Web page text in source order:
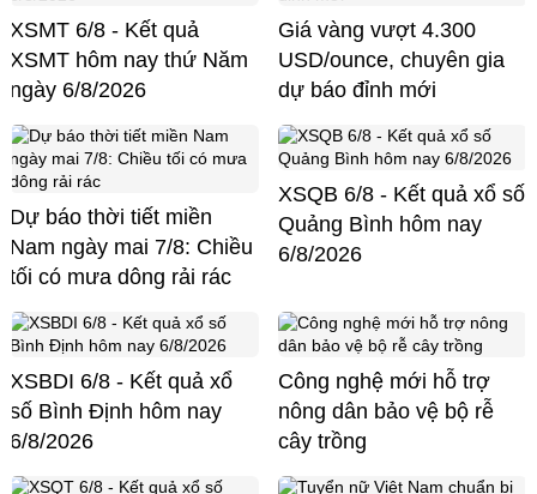
XSMT 6/8 - Kết quả
XSMT hôm nay thứ Năm
ngày 6/8/2026
Giá vàng vượt 4.300
USD/ounce, chuyên gia
dự báo đỉnh mới
Dự báo thời tiết miền
Nam ngày mai 7/8: Chiều
tối có mưa dông rải rác
XSQB 6/8 - Kết quả xổ số
Quảng Bình hôm nay
6/8/2026
XSBDI 6/8 - Kết quả xổ
số Bình Định hôm nay
6/8/2026
Công nghệ mới hỗ trợ
nông dân bảo vệ bộ rễ
cây trồng